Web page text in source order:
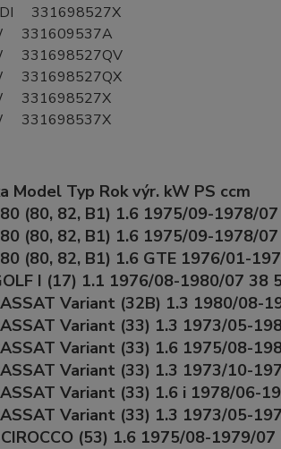
331698527X
Model Typ Rok výr. kW PS ccm
(80, 82, B1) 1.6 1975/09-1978/
(80, 82, B1) 1.6 1975/09-1978/
(80, 82, B1) 1.6 GTE 1976/01-
I (17) 1.1 1976/08-1980/07 38
Variant (32B) 1.3 1980/08-
Variant (33) 1.3 1973/05-
Variant (33) 1.6 1975/08-
Variant (33) 1.3 1973/10-
Variant (33) 1.6 i 1978/06-
Variant (33) 1.3 1973/05-
(53) 1.6 1975/08-1979/